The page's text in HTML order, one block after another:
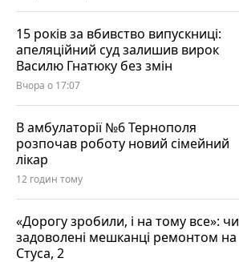
15 років за вбивство випускниці:
апеляційний суд залишив вирок
Василю Гнатюку без змін
Вчора о 17:07
В амбулаторії №6 Тернополя
розпочав роботу новий сімейний
лікар
12 годин тому
«Дорогу зробили, і на тому все»: чи
задоволені мешканці ремонтом на
Стуса, 2